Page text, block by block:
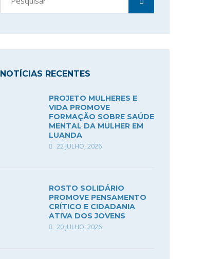
NOTÍCIAS RECENTES
PROJETO MULHERES E
VIDA PROMOVE
FORMAÇÃO SOBRE SAÚDE
MENTAL DA MULHER EM
LUANDA
22 JULHO, 2026
ROSTO SOLIDÁRIO
PROMOVE PENSAMENTO
CRÍTICO E CIDADANIA
ATIVA DOS JOVENS
20 JULHO, 2026